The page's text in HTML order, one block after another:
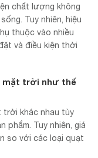
chất lượng không
Tuy nhiên, hiệu
thuộc vào nhiều
và điều kiện thời
mặt trời như thế
trời khác nhau tùy
phẩm. Tuy nhiên, giá
so với các loại quạt